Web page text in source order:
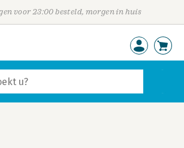
voor 23:00 besteld, morgen in huis